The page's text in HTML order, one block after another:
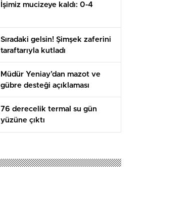
İşimiz mucizeye kaldı: 0-4
Sıradaki gelsin! Şimşek zaferini
taraftarıyla kutladı
Müdür Yeniay’dan mazot ve
gübre desteği açıklaması
76 derecelik termal su gün
yüzüne çıktı